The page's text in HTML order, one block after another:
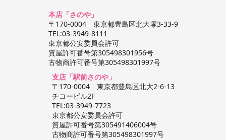
本店「さのや」
〒170-0004 東京都豊島区北大塚3-33-9
TEL:03-3949-8111
東京都公安委員会許可
質屋許可番号第305498301956号
古物商許可番号第305498301997号
支店「駅前さのや」
〒170-0004 東京都豊島区北大2-6-13
チコービル2F
TEL:03-3949-7723
東京都公安委員会許可
質屋許可番号第305491406004号
古物商許可番号第305498301997号